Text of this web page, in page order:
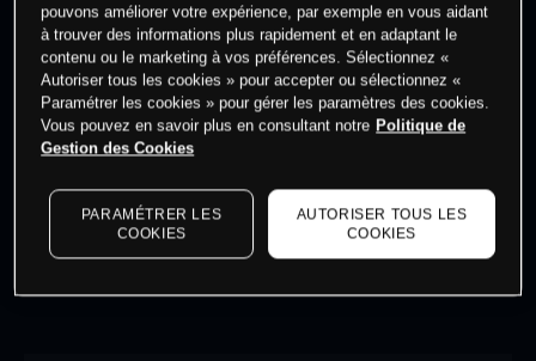
Les prix sont indicatifs.Connectez-vous pour voir les
dernières données du marché.
pouvons améliorer votre expérience, par exemple en vous aidant
à trouver des informations plus rapidement et en adaptant le
contenu ou le marketing à vos préférences. Sélectionnez «
Autoriser tous les cookies » pour accepter ou sélectionnez «
Paramétrer les cookies » pour gérer les paramètres des cookies.
Vous pouvez en savoir plus en consultant notre Politique de
Gestion des Cookies
PARAMÉTRER LES
COOKIES
AUTORISER TOUS LES
COOKIES